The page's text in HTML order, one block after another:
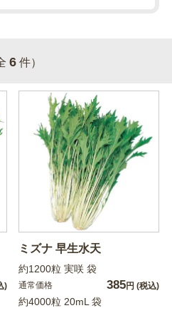
6 件）
)
ミズナ 早生水天
約1200粒 実咲 袋
通常価格 385円 (税込)
約4000粒 20mL 袋